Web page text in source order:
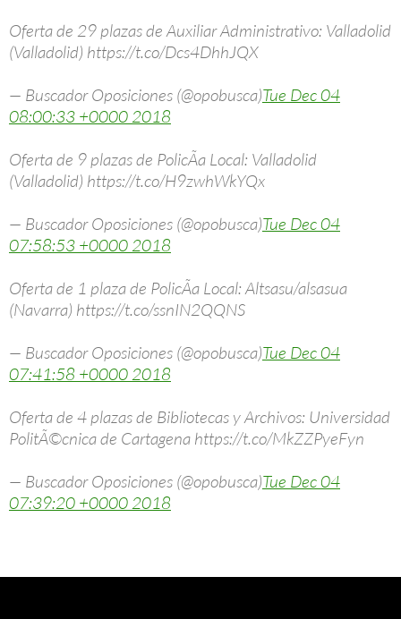
Oferta de 29 plazas de Auxiliar Administrativo: Valladolid
(Valladolid) https://t.co/Dcs4DhhJQX
— Buscador Oposiciones (@opobusca)Tue Dec 04
08:00:33 +0000 2018
Oferta de 9 plazas de PolicÃ­a Local: Valladolid
(Valladolid) https://t.co/H9zwhWkYQx
— Buscador Oposiciones (@opobusca)Tue Dec 04
07:58:53 +0000 2018
Oferta de 1 plaza de PolicÃ­a Local: Altsasu/alsasua
(Navarra) https://t.co/ssnIN2QQNS
— Buscador Oposiciones (@opobusca)Tue Dec 04
07:41:58 +0000 2018
Oferta de 4 plazas de Bibliotecas y Archivos: Universidad
PolitÃ©cnica de Cartagena https://t.co/MkZZPyeFyn
— Buscador Oposiciones (@opobusca)Tue Dec 04
07:39:20 +0000 2018